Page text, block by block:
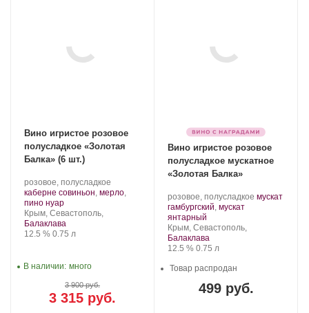
Вино игристое розовое
полусладкое «Золотая
Балка» (6 шт.)
Производитель:
Золотая
Балка.
розовое, полусладкое
Сорт
каберне совиньон, мерло,
пино нуар.
Регион:
Крым, Севастополь,
Балаклава
Крепость
12.5 %. Объем
0.75 л
3 315 руб.
3 900 руб.
В наличии: много
Вино игристое розовое
полусладкое мускатное
«Золотая Балка»
Производитель:
Золотая
Балка.
розовое, полусладкое .мускат
гамбургский, мускат
янтарный
Регион:
Крым, Севастополь,
Балаклава
Крепость
12.5 %. Объем
0.75 л
499 руб.
Товар распродан